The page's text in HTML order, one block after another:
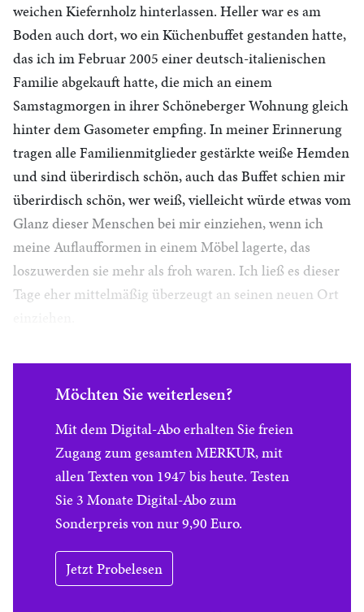
weichen Kiefernholz hinterlassen. Heller war es am
Boden auch dort, wo ein Küchenbuffet gestanden hatte,
das ich im Februar 2005 einer deutsch-italienischen
Familie abgekauft hatte, die mich an einem
Samstagmorgen in ihrer Schöneberger Wohnung gleich
hinter dem Gasometer empfing. In meiner Erinnerung
tragen alle Familienmitglieder gestärkte weiße Hemden
und sind überirdisch schön, auch das Buffet schien mir
überirdisch schön, wer weiß, vielleicht würde etwas vom
Glanz dieser Menschen bei mir einziehen, wenn ich
meine Auflaufformen in einem Möbel lagerte, das
loszuwerden sie mehr als froh waren. Ich ließ es dieser
Tage eher mittelmäßig überzeugt an seinen neuen Ort
Möchten Sie weiterlesen?
Mit dem Digital-Abo erhalten Sie freien
Zugang zum gesamten MERKUR, mit
allen Texten von 1947 bis heute. Testen
Sie 3 Monate Digital-Abo zum
Sonderpreis von nur 9,90 Euro.
Jetzt Probelesen